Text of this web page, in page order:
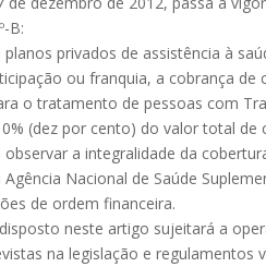
B:
privados de assistência à
ou franquia, a cobrança de
o tratamento de pessoas com
(dez por cento) do valor total de
observar a integralidade da
Nacional de Saúde
de ordem financeira.
neste artigo sujeitará a
na legislação e regulamentos